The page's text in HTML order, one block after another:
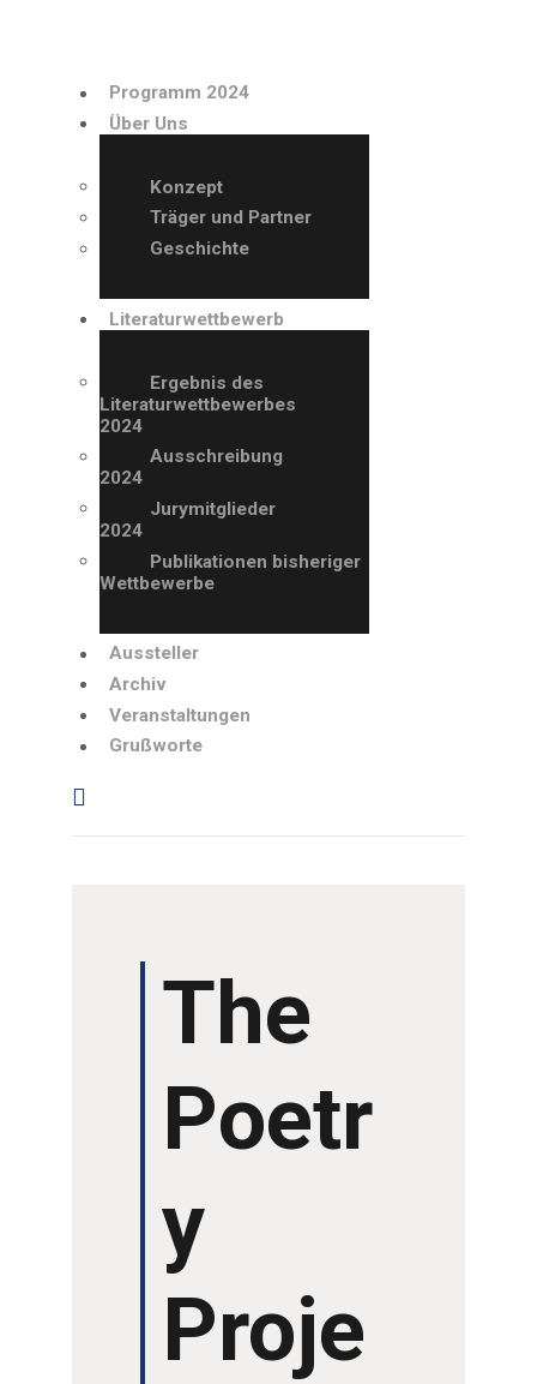
Programm 2024
Über Uns
Konzept
Träger und Partner
Geschichte
Literaturwettbewerb
Ergebnis des
Literaturwettbewerbes
2024
Ausschreibung
2024
Jurymitglieder
2024
Publikationen bisheriger
Wettbewerbe
Aussteller
Archiv
Veranstaltungen
Grußworte
ÜBER UNS
LITERATURWETTBE
WERB
AUSSTELLER
ARCHIV
VERANSTALTUNGE
GRUSSWORTE
The
Poetr
y
Proje